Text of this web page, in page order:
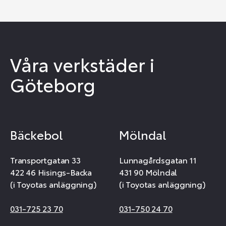
Våra verkstäder i
Göteborg
Bäckebol
Transportgatan 33
422 46 Hisings-Backa
(i Toyotas anläggning)
031-725 23 70
Mölndal
Lunnagårdsgatan 11
431 90 Mölndal
(i Toyotas anläggning)
031-750 24 70